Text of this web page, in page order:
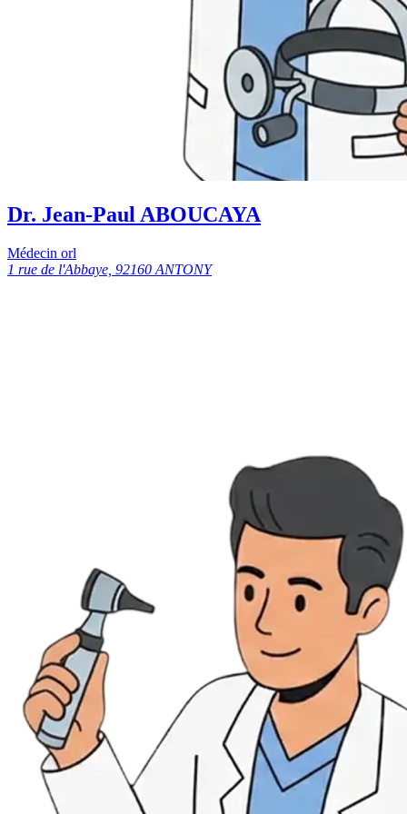
Dr. Jean-Paul ABOUCAYA
Médecin orl
1 rue de l'Abbaye, 92160 ANTONY